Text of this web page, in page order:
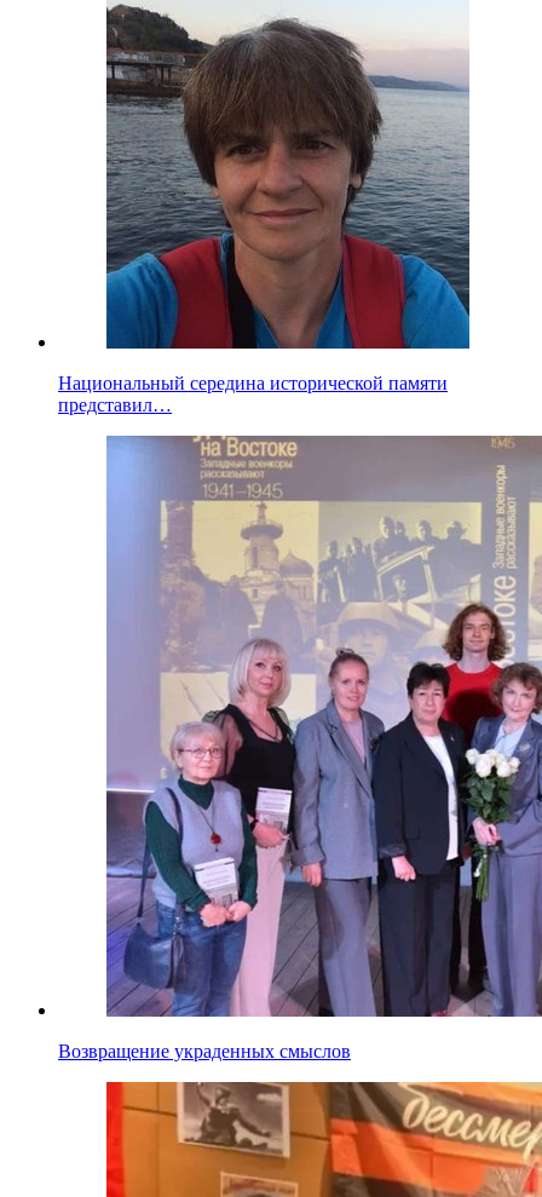
Национальный середина исторической памяти
представил…
Возвращение украденных смыслов